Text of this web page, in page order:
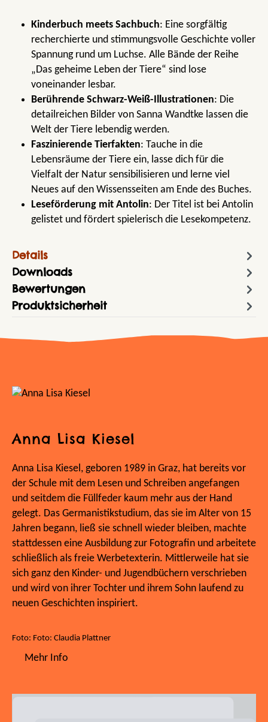
Kinderbuch meets Sachbuch: Eine sorgfältig
recherchierte und stimmungsvolle Geschichte voller
Spannung rund um Luchse. Alle Bände der Reihe
„Das geheime Leben der Tiere“ sind lose
voneinander lesbar.
Berührende Schwarz-Weiß-Illustrationen: Die
detailreichen Bilder von Sanna Wandtke lassen die
Welt der Tiere lebendig werden.
Faszinierende Tierfakten: Tauche in die
Lebensräume der Tiere ein, lasse dich für die
Vielfalt der Natur sensibilisieren und lerne viel
Neues auf den Wissensseiten am Ende des Buches.
Leseförderung mit Antolin: Der Titel ist bei Antolin
gelistet und fördert spielerisch die Lesekompetenz.
Details
Downloads
Bewertungen
Produktsicherheit
Anna Lisa Kiesel
Anna Lisa Kiesel, geboren 1989 in Graz, hat bereits vor
der Schule mit dem Lesen und Schreiben angefangen
und seitdem die Füllfeder kaum mehr aus der Hand
gelegt. Das Germanistikstudium, das sie im Alter von 15
Jahren begann, ließ sie schnell wieder bleiben, machte
stattdessen eine Ausbildung zur Fotografin und arbeitete
schließlich als freie Werbetexterin. Mittlerweile hat sie
sich ganz den Kinder- und Jugendbüchern verschrieben
und wird von ihrer Tochter und ihrem Sohn laufend zu
neuen Geschichten inspiriert.
Foto: Foto: Claudia Plattner
Mehr Info